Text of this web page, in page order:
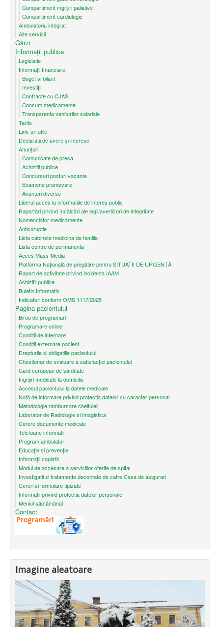
Compartiment îngrijiri paliative
Compartiment cardiologie
Ambulatoriu integrat
Alte servicii
Gărzi
Informații publice
Legislatie
Informații financiare
Buget si bilant
Investiții
Contracte cu CJAS
Consum medicamente
Transparenta veniturilor salariale
Tarife
Link-uri utile
Declarații de avere și interese
Anunțuri
Comunicate de presa
Achiziții publice
Concursuri posturi vacante
Examene promovare
Anunțuri diverse
Liberul acces la informatiile de interes public
Raportări privind încălcări ale legii/avertizori de integritate
Nomenclator medicamente
Anticorupție
Lista cabinete medicina de familie
Lista centre de permanenta
Acces Mass-Media
Platforma Națională de pregătire pentru SITUAȚII DE URGENȚĂ
Raport de activitate privind incidenta IAAM
Achizitii publice
Buletin Informativ
Indicatori conform OMS 1117/2025
Pagina pacientului
Birou de programari
Programare online
Condiţii de internare
Condiții externare pacient
Drepturile si obligațiile pacientului
Chestionar de evaluare a satisfacției pacientului
Card european de sănătate
Îngrijiri medicale la domiciliu
Accesul pacientului la datele medicale
Notă de informare privind protecţia datelor cu caracter personal
Metodologie rambursare cheltuieli
Laborator de Radiologie si Imagistica
Cerere documente medicale
Telefoane informatii
Program ambulator
Educație și prevenție
Informații coplată
Modul de accesare a serviciilor oferite de spital
Investigatii si tratamente decontate de catre Casa de asigurari
Cereri si formulare tipizate
Informatii privind protectia datelor personale
Meniul săptămânal
Contact
Imagine aleatoare